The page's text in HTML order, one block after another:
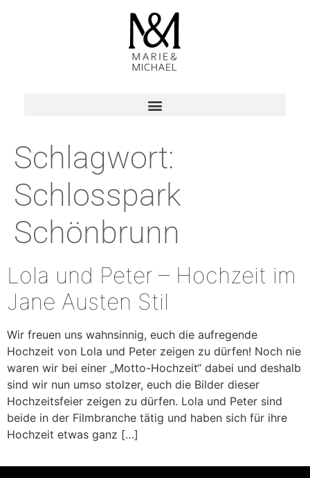
Schlagwort:
Schlosspark
Schönbrunn
Lola und Peter – Hochzeit im
Jane Austen Stil
Wir freuen uns wahnsinnig, euch die aufregende
Hochzeit von Lola und Peter zeigen zu dürfen! Noch nie
waren wir bei einer „Motto-Hochzeit“ dabei und deshalb
sind wir nun umso stolzer, euch die Bilder dieser
Hochzeitsfeier zeigen zu dürfen. Lola und Peter sind
beide in der Filmbranche tätig und haben sich für ihre
Hochzeit etwas ganz […]